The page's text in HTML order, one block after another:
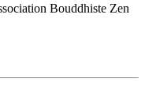
Bouddhiste Zen